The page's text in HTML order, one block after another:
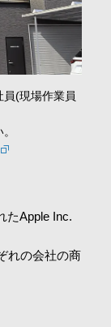
(現場作業員
たApple Inc.
れの会社の商